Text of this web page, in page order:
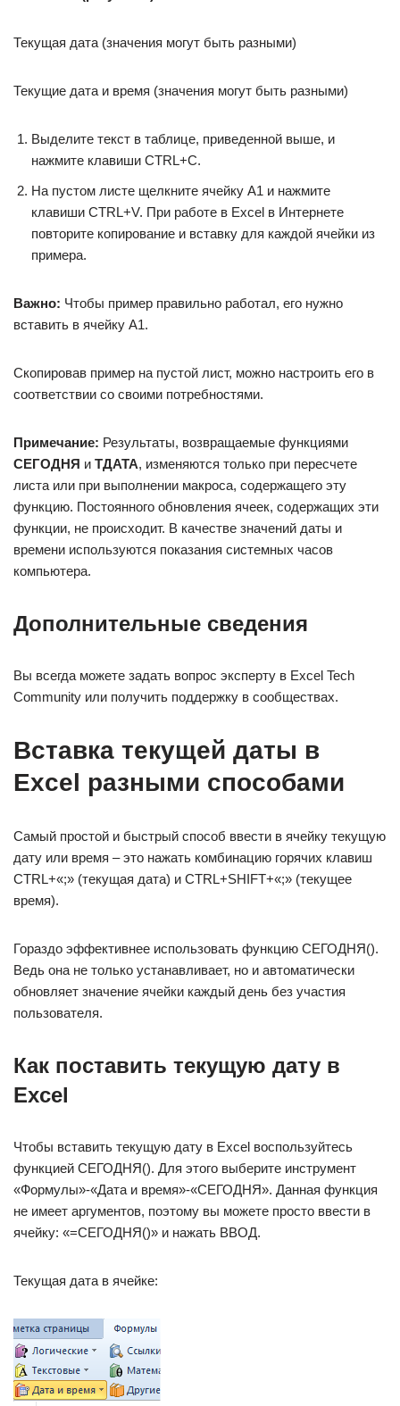
Текущая дата (значения могут быть разными)
Текущие дата и время (значения могут быть разными)
Выделите текст в таблице, приведенной выше, и
нажмите клавиши CTRL+C.
На пустом листе щелкните ячейку A1 и нажмите
клавиши CTRL+V. При работе в Excel в Интернете
повторите копирование и вставку для каждой ячейки из
примера.
Важно: Чтобы пример правильно работал, его нужно
вставить в ячейку A1.
Скопировав пример на пустой лист, можно настроить его в
соответствии со своими потребностями.
Примечание: Результаты, возвращаемые функциями
СЕГОДНЯ и ТДАТА, изменяются только при пересчете
листа или при выполнении макроса, содержащего эту
функцию. Постоянного обновления ячеек, содержащих эти
функции, не происходит. В качестве значений даты и
времени используются показания системных часов
компьютера.
Дополнительные сведения
Вы всегда можете задать вопрос эксперту в Excel Tech
Community или получить поддержку в сообществах.
Вставка текущей даты в
Excel разными способами
Самый простой и быстрый способ ввести в ячейку текущую
дату или время – это нажать комбинацию горячих клавиш
CTRL+«;» (текущая дата) и CTRL+SHIFT+«;» (текущее
время).
Гораздо эффективнее использовать функцию СЕГОДНЯ().
Ведь она не только устанавливает, но и автоматически
обновляет значение ячейки каждый день без участия
пользователя.
Как поставить текущую дату в
Excel
Чтобы вставить текущую дату в Excel воспользуйтесь
функцией СЕГОДНЯ(). Для этого выберите инструмент
«Формулы»-«Дата и время»-«СЕГОДНЯ». Данная функция
не имеет аргументов, поэтому вы можете просто ввести в
ячейку: «=СЕГОДНЯ()» и нажать ВВОД.
Текущая дата в ячейке: